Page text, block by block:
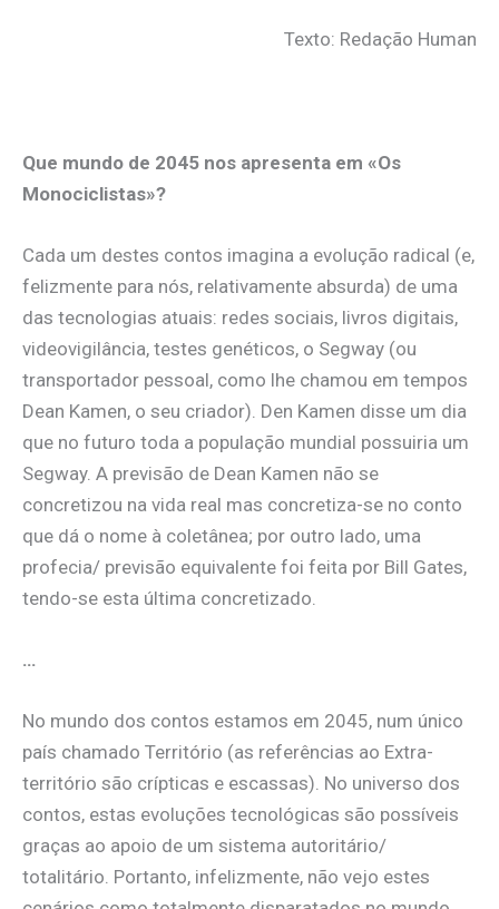
Texto: Redação Human
Que mundo de 2045 nos apresenta em «Os
Monociclistas»?
Cada um destes contos imagina a evolução radical (e,
felizmente para nós, relativamente absurda) de uma
das tecnologias atuais: redes sociais, livros digitais,
videovigilância, testes genéticos, o Segway (ou
transportador pessoal, como lhe chamou em tempos
Dean Kamen, o seu criador). Den Kamen disse um dia
que no futuro toda a população mundial possuiria um
Segway. A previsão de Dean Kamen não se
concretizou na vida real mas concretiza-se no conto
que dá o nome à coletânea; por outro lado, uma
profecia/ previsão equivalente foi feita por Bill Gates,
tendo-se esta última concretizado.
…
No mundo dos contos estamos em 2045, num único
país chamado Território (as referências ao Extra-
território são crípticas e escassas). No universo dos
contos, estas evoluções tecnológicas são possíveis
graças ao apoio de um sistema autoritário/
totalitário. Portanto, infelizmente, não vejo estes